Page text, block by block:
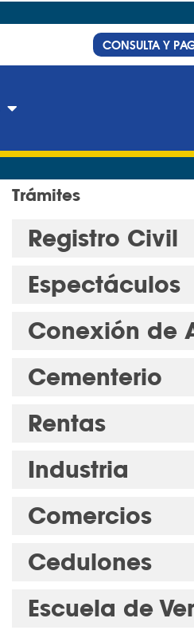
CONSULTA Y
Trámites
Registro Civil
Espectáculos
Conexión de
Cementerio
Rentas
Industria
Comercios
Cedulones
Escuela de